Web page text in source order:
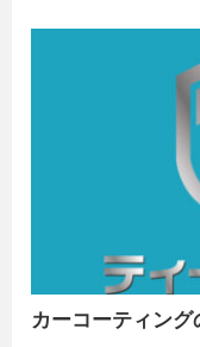
カーコーティン